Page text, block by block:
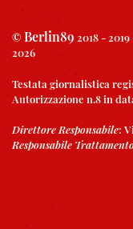
© Berlin89 2018 -
2026
Testata giornalistica
Autorizzazione n.8 in
Direttore Responsabile:
Responsabile